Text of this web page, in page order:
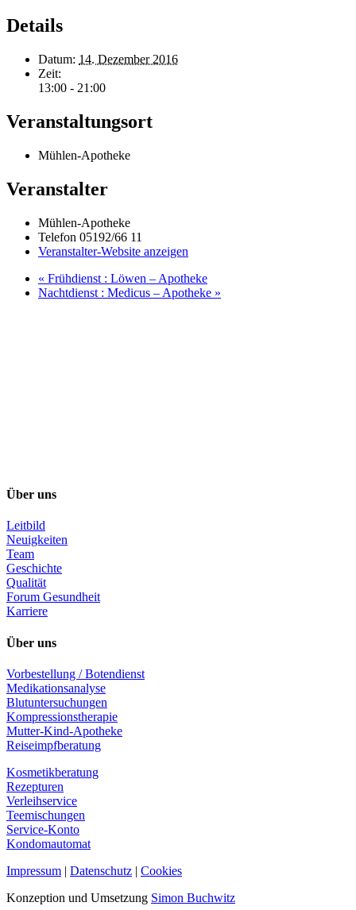
Details
Datum: 14. Dezember 2016
Zeit:
13:00 - 21:00
Veranstaltungsort
Mühlen-Apotheke
Veranstalter
Mühlen-Apotheke
Telefon 05192/66 11
Veranstalter-Website anzeigen
« Frühdienst : Löwen – Apotheke
Nachtdienst : Medicus – Apotheke »
Über uns
Leitbild
Neuigkeiten
Team
Geschichte
Qualität
Forum Gesundheit
Karriere
Über uns
Vorbestellung / Botendienst
Medikationsanalyse
Blutuntersuchungen
Kompressionstherapie
Mutter-Kind-Apotheke
Reiseimpfberatung
Kosmetikberatung
Rezepturen
Verleihservice
Teemischungen
Service-Konto
Kondomautomat
Impressum | Datenschutz | Cookies
Konzeption und Umsetzung Simon Buchwitz